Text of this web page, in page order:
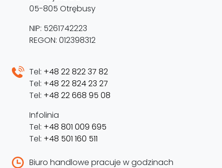
05-805 Otrębusy
NIP: 5261742223
REGON: 012398312
Tel: +48 22 822 37 82
Tel: +48 22 824 23 27
Tel: +48 22 668 95 08
Infolinia
Tel: +48 801 009 695
Tel: +48 501 160 511
Biuro handlowe pracuje w godzinach